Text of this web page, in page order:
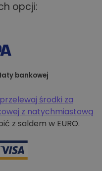
opcji:
bankowej
przelewaj środki za
z natychmiastową
z saldem w EURO.